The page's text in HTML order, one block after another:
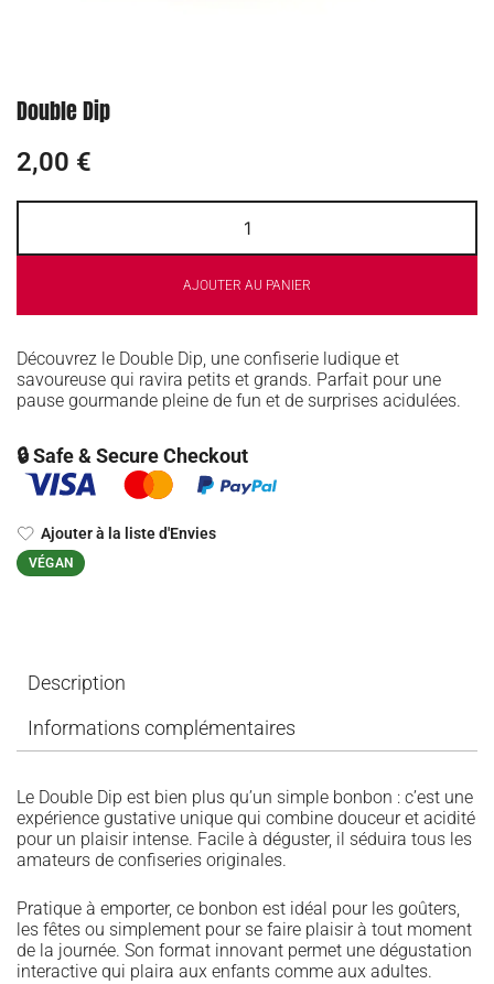
Double Dip
2,00 €
AJOUTER AU PANIER
Découvrez le Double Dip, une confiserie ludique et
savoureuse qui ravira petits et grands. Parfait pour une
pause gourmande pleine de fun et de surprises acidulées.
🔒 Safe & Secure Checkout
Ajouter à la liste d'Envies
VÉGAN
Description
Informations complémentaires
Le Double Dip est bien plus qu’un simple bonbon : c’est une
expérience gustative unique qui combine douceur et acidité
pour un plaisir intense. Facile à déguster, il séduira tous les
amateurs de confiseries originales.
Pratique à emporter, ce bonbon est idéal pour les goûters,
les fêtes ou simplement pour se faire plaisir à tout moment
de la journée. Son format innovant permet une dégustation
interactive qui plaira aux enfants comme aux adultes.